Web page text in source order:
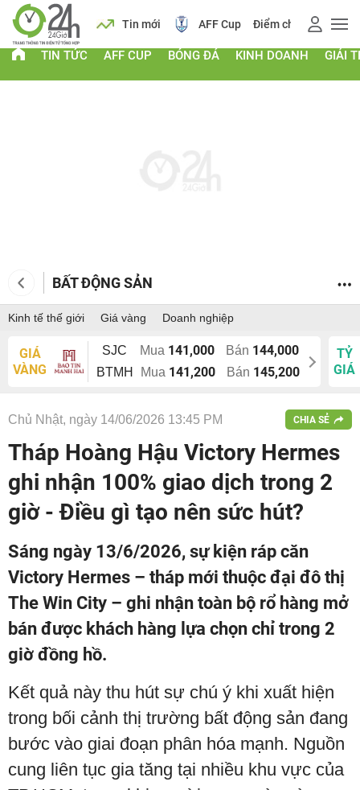
Lịch Tin mới AFF Cup Điểm chuẩn 2026
TIN TỨC AFF CUP BÓNG ĐÁ KINH DOANH GIẢI
BẤT ĐỘNG SẢN
Kinh tế thế giới Giá vàng Doanh nghiệp
GIÁ
VÀNG
SJC Mua 141,000 Bán 144,000
BTMH Mua 141,200 Bán 145,200
TỶ
GIÁ
Chủ Nhật, ngày 14/06/2026 13:45 PM CHIA SẺ
Tháp Hoàng Hậu Victory Hermes
ghi nhận 100% giao dịch trong 2
giờ - Điều gì tạo nên sức hút?
Sáng ngày 13/6/2026, sự kiện ráp căn
Victory Hermes – tháp mới thuộc đại đô thị
The Win City – ghi nhận toàn bộ rổ hàng mở
bán được khách hàng lựa chọn chỉ trong 2
giờ đồng hồ.
Kết quả này thu hút sự chú ý khi xuất hiện
trong bối cảnh thị trường bất động sản đang
bước vào giai đoạn phân hóa mạnh. Nguồn
cung liên tục gia tăng tại nhiều khu vực của